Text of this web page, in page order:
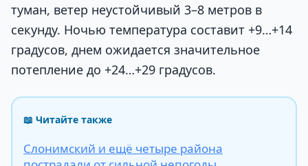
туман, ветер неустойчивый 3–8 метров в
секунду. Ночью температура составит +9…+14
градусов, днем ожидается значительное
потепление до +24…+29 градусов.
📖 Читайте также
Слонимский и ещё четыре района